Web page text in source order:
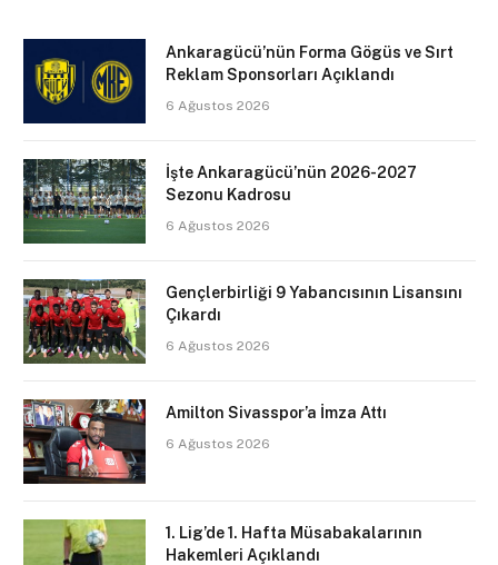
Ankaragücü’nün Forma Gögüs ve Sırt
Reklam Sponsorları Açıklandı
6 Ağustos 2026
İşte Ankaragücü’nün 2026-2027
Sezonu Kadrosu
6 Ağustos 2026
Gençlerbirliği 9 Yabancısının Lisansını
Çıkardı
6 Ağustos 2026
Amilton Sivasspor’a İmza Attı
6 Ağustos 2026
1. Lig’de 1. Hafta Müsabakalarının
Hakemleri Açıklandı